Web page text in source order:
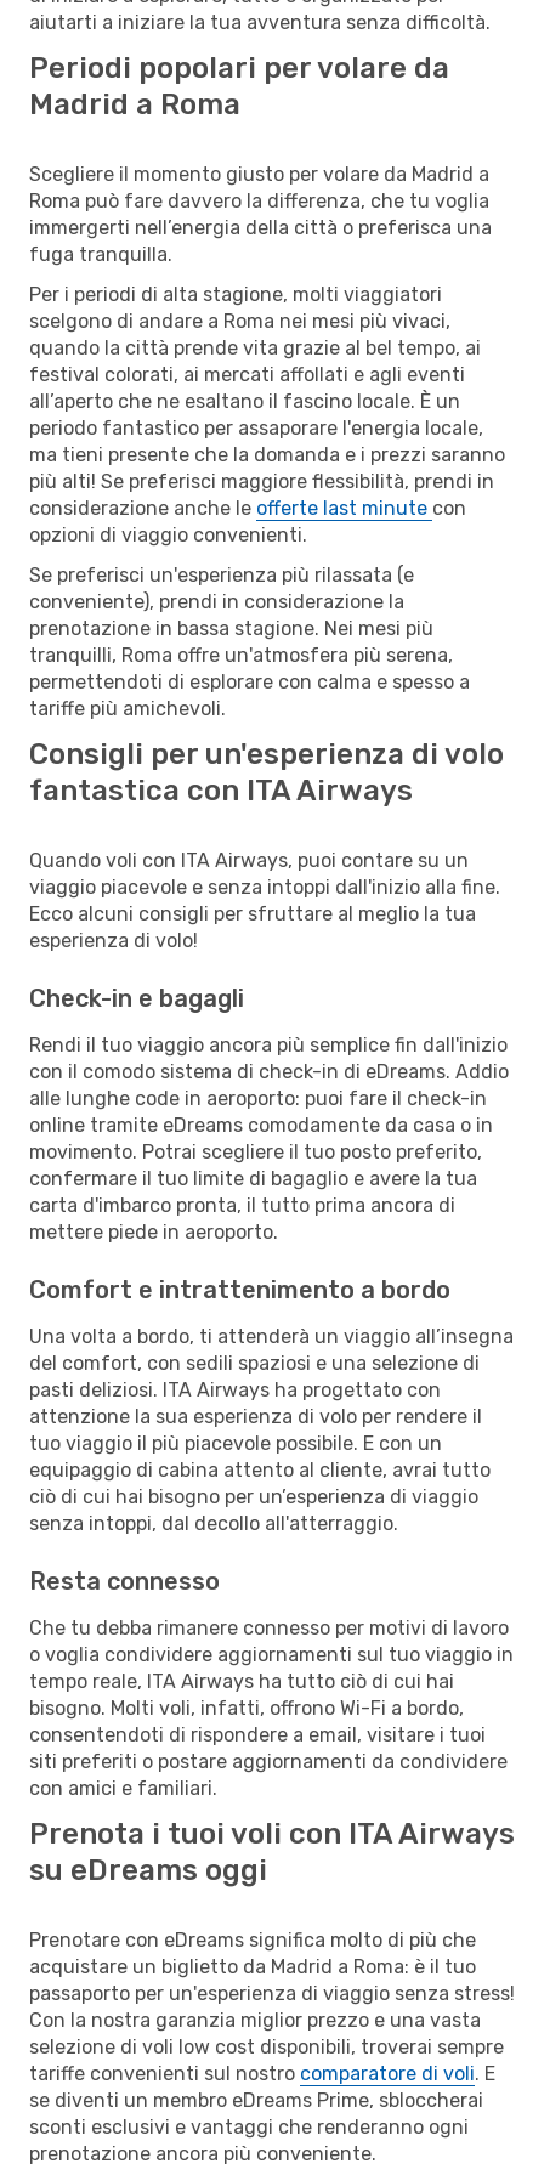
aiutarti a iniziare la tua avventura senza difficoltà.
Periodi popolari per volare da
Madrid a Roma
Scegliere il momento giusto per volare da Madrid a
Roma può fare davvero la differenza, che tu voglia
immergerti nell’energia della città o preferisca una
fuga tranquilla.
Per i periodi di alta stagione, molti viaggiatori
scelgono di andare a Roma nei mesi più vivaci,
quando la città prende vita grazie al bel tempo, ai
festival colorati, ai mercati affollati e agli eventi
all’aperto che ne esaltano il fascino locale. È un
periodo fantastico per assaporare l'energia locale,
ma tieni presente che la domanda e i prezzi saranno
più alti! Se preferisci maggiore flessibilità, prendi in
considerazione anche le offerte last minute con
opzioni di viaggio convenienti.
Se preferisci un'esperienza più rilassata (e
conveniente), prendi in considerazione la
prenotazione in bassa stagione. Nei mesi più
tranquilli, Roma offre un'atmosfera più serena,
permettendoti di esplorare con calma e spesso a
tariffe più amichevoli.
Consigli per un'esperienza di volo
fantastica con ITA Airways
Quando voli con ITA Airways, puoi contare su un
viaggio piacevole e senza intoppi dall'inizio alla fine.
Ecco alcuni consigli per sfruttare al meglio la tua
esperienza di volo!
Check-in e bagagli
Rendi il tuo viaggio ancora più semplice fin dall'inizio
con il comodo sistema di check-in di eDreams. Addio
alle lunghe code in aeroporto: puoi fare il check-in
online tramite eDreams comodamente da casa o in
movimento. Potrai scegliere il tuo posto preferito,
confermare il tuo limite di bagaglio e avere la tua
carta d'imbarco pronta, il tutto prima ancora di
mettere piede in aeroporto.
Comfort e intrattenimento a bordo
Una volta a bordo, ti attenderà un viaggio all’insegna
del comfort, con sedili spaziosi e una selezione di
pasti deliziosi. ITA Airways ha progettato con
attenzione la sua esperienza di volo per rendere il
tuo viaggio il più piacevole possibile. E con un
equipaggio di cabina attento al cliente, avrai tutto
ciò di cui hai bisogno per un’esperienza di viaggio
senza intoppi, dal decollo all'atterraggio.
Resta connesso
Che tu debba rimanere connesso per motivi di lavoro
o voglia condividere aggiornamenti sul tuo viaggio in
tempo reale, ITA Airways ha tutto ciò di cui hai
bisogno. Molti voli, infatti, offrono Wi-Fi a bordo,
consentendoti di rispondere a email, visitare i tuoi
siti preferiti o postare aggiornamenti da condividere
con amici e familiari.
Prenota i tuoi voli con ITA Airways
su eDreams oggi
Prenotare con eDreams significa molto di più che
acquistare un biglietto da Madrid a Roma: è il tuo
passaporto per un'esperienza di viaggio senza stress!
Con la nostra garanzia miglior prezzo e una vasta
selezione di voli low cost disponibili, troverai sempre
tariffe convenienti sul nostro comparatore di voli. E
se diventi un membro eDreams Prime, sbloccherai
sconti esclusivi e vantaggi che renderanno ogni
prenotazione ancora più conveniente.